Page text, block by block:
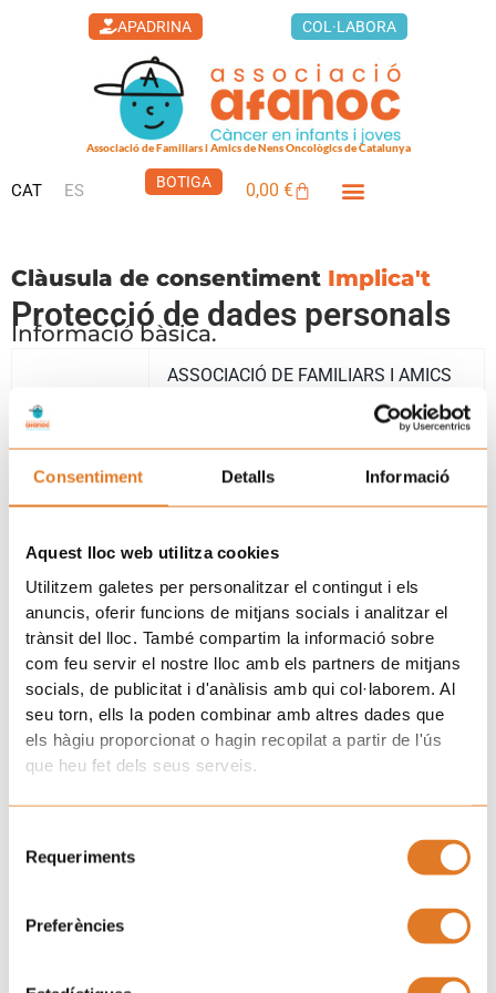
Consentiment Detalls Informació
Aquest lloc web utilitza cookies
Utilitzem galetes per personalitzar el contingut i els
anuncis, oferir funcions de mitjans socials i analitzar el
trànsit del lloc. També compartim la informació sobre
com feu servir el nostre lloc amb els partners de mitjans
socials, de publicitat i d'anàlisis amb qui col·laborem. Al
seu torn, ells la poden combinar amb altres dades que
els hàgiu proporcionat o hagin recopilat a partir de l'ús
que heu fet dels seus serveis.
Requeriments
Preferències
APADRINA COL·LABORA
Associació de Familiars i Amics de Nens Oncològics de Catalunya
CAT ES BOTIGA 0,00€Cistella
Clàusula de consentiment Implica't
Protecció de dades personals
Informació bàsica.
Responsable
ASSOCIACIÓ DE FAMILIARS I AMICS
DE NENS ONCOLÒGICS DE
Recollida i tractament de les seves
dades per atendre la seva proposta i
Legitimació
Interès legítim del tractament per part
del responsable per mantenir la
relació/projecte amb vostè.
Destinataris
No es cediran dades a tercers, excepte
obligació legal.
Accedir, rectificar i suprimir les dades,
així com altres drets com s’explica a
Informació
Pot consultar la informació addicional
i detallada sobre protecció de dades a
www.afanoc.org